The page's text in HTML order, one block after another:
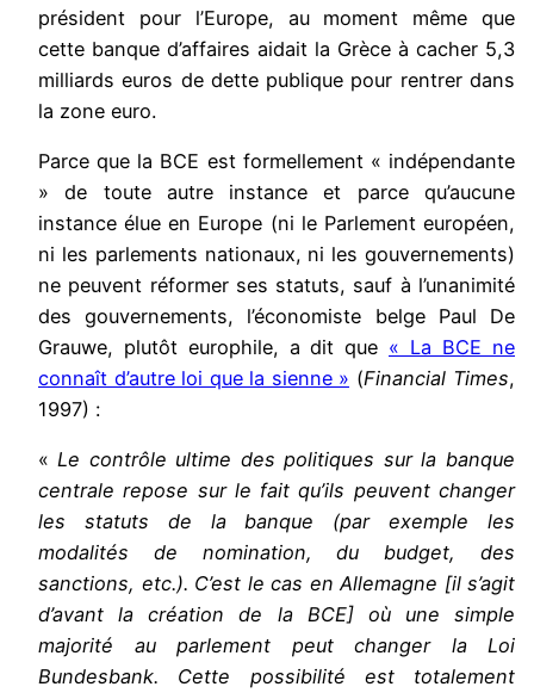
président pour l’Europe, au moment même que
cette banque d’affaires aidait la Grèce à cacher 5,3
milliards euros de dette publique pour rentrer dans
la zone euro.
Parce que la BCE est formellement « indépendante
» de toute autre instance et parce qu’aucune
instance élue en Europe (ni le Parlement européen,
ni les parlements nationaux, ni les gouvernements)
ne peuvent réformer ses statuts, sauf à l’unanimité
des gouvernements, l’économiste belge Paul De
Grauwe, plutôt europhile, a dit que « La BCE ne
connaît d’autre loi que la sienne » (Financial Times,
1997) :
« Le contrôle ultime des politiques sur la banque
centrale repose sur le fait qu’ils peuvent changer
les statuts de la banque (par exemple les
modalités de nomination, du budget, des
sanctions, etc.). C’est le cas en Allemagne [il s’agit
d’avant la création de la BCE] où une simple
majorité au parlement peut changer la Loi
Bundesbank. Cette possibilité est totalement